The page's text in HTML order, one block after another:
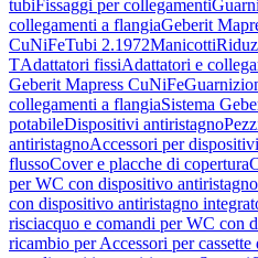
tubiFissaggi per collegamenti
collegamenti a flangiaGeberit
CuNiFeTubi 2.1972Manicotti
TAdattatori fissiAdattatori e
Geberit Mapress CuNiFe
collegamenti a flangiaSistema
potabileDispositivi antiristagno
antiristagnoAccessori per
flussoCover e placche di copertura
per WC con dispositivo antiristagno
con dispositivo antiristagno
risciacquo e comandi per WC con
ricambio per Accessori per